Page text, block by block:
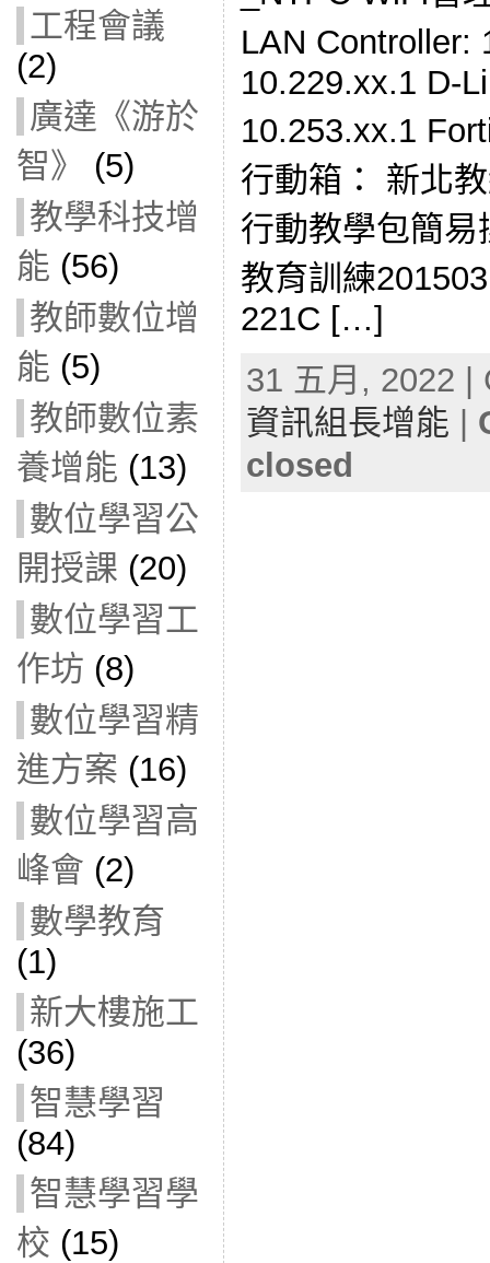
工程會議
(2)
廣達《游於
智》
(5)
教學科技增
能 (56)
教師數位增
能 (5)
教師數位素
養增能 (13)
數位學習公
開授課 (20)
數位學習工
作坊 (8)
數位學習精
進方案 (16)
數位學習高
峰會 (2)
數學教育
(1)
新大樓施工
(36)
智慧學習
(84)
智慧學習學
校 (15)
LAN Controller:
10.229.xx.1 D-
10.253.xx.1
行動箱： 新北
行動教學包簡
教育訓練
221C […]
31 五月, 2022
資訊組長增能 |
closed